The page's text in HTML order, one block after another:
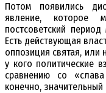
Потом появились
явление, которое
постсоветский
Есть действующая
оппозиция святая, или
у кого политические
сравнению со
конечно,